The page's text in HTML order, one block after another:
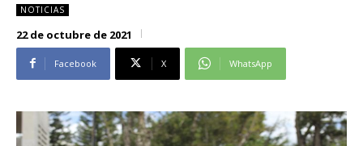
Alianza Patriotica
Libertad y Refundación
Frente Amplio
Nueva Ruta
Noticias
Alianza Patriotica
Libertad y Refundación
Frente Amplio
Nueva Ruta
Noticias
NOTICIAS
22 de octubre de 2021
Facebook X WhatsApp